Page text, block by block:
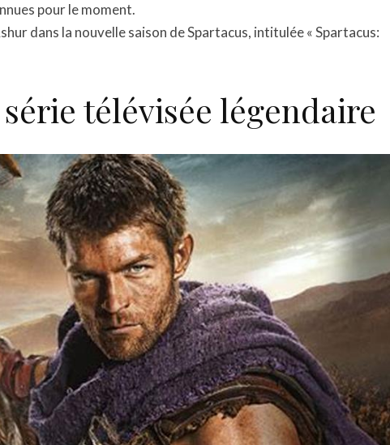
pour le moment.
dans la nouvelle saison de Spartacus, intitulée « Spartacus:
télévisée légendaire